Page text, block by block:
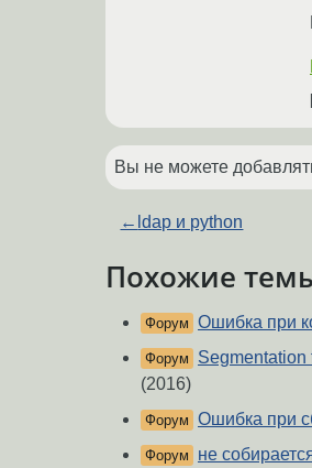
Вы не можете
← ldap и python
Похожие
Форум Ошибка при
Форум
(2016)
Форум Ошибка при
Форум не